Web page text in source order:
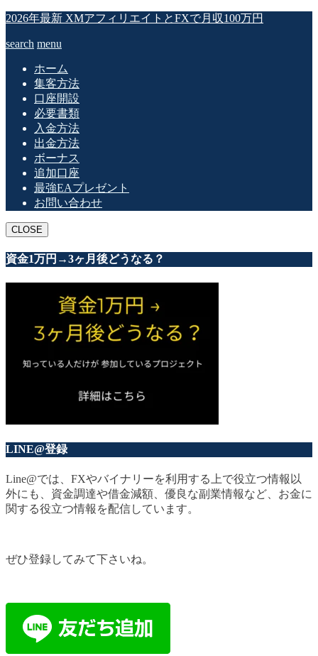
2026年最新 XMアフィリエイトとFXで月収100万円
search menu
ホーム
集客方法
口座開設
必要書類
入金方法
出金方法
ボーナス
追加口座
最強EAプレゼント
お問い合わせ
CLOSE
資金1万円→3ヶ月後どうなる？
LINE@登録
Line@では、FXやバイナリーを利用する上で役立つ情報以
外にも、資金調達や借金減額、優良な副業情報など、お金に
関する役立つ情報を配信しています。
ぜひ登録してみて下さいね。